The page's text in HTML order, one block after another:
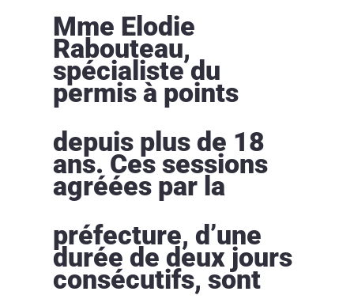
Mme Elodie
Rabouteau,
spécialiste du
permis à points
depuis plus de 18
ans. Ces sessions
agréées par la
préfecture, d’une
durée de deux jours
consécutifs, sont